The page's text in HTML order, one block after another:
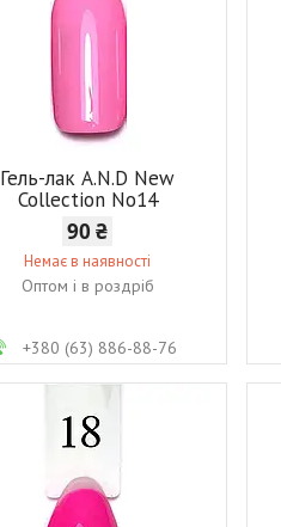
Гель-лак A.N.D New
Collection No14
90 ₴
Немає в наявності
Оптом і в роздріб
+380 (63) 886-88-76